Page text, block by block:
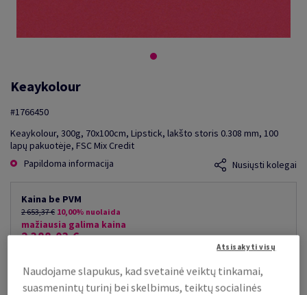
Keaykolour
#1766450
Keaykolour, 300g, 70x100cm, Lipstick, lakšto storis 0.308 mm, 100
lapų pakuotėje, FSC Mix Credit
Papildoma informacija
Nusiųsti kolegai
Kaina be PVM
2 653,37 € 10,00% nuolaida
mažiausia galima kaina
2 388,03 €
(210 kg )
PALAIKOMA SANDĖLYJE
Naudojame slapukus, kad svetainė veiktų tinkamai,
suasmenintų turinį bei skelbimus, teiktų socialinės
Atsisakyti visų